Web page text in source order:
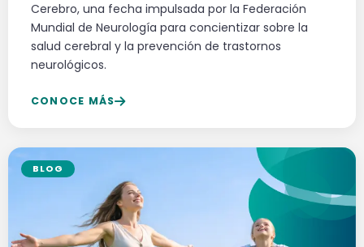
Cerebro, una fecha impulsada por la Federación
Mundial de Neurología para concientizar sobre la
salud cerebral y la prevención de trastornos
neurológicos.
CONOCE MÁS
BLOG